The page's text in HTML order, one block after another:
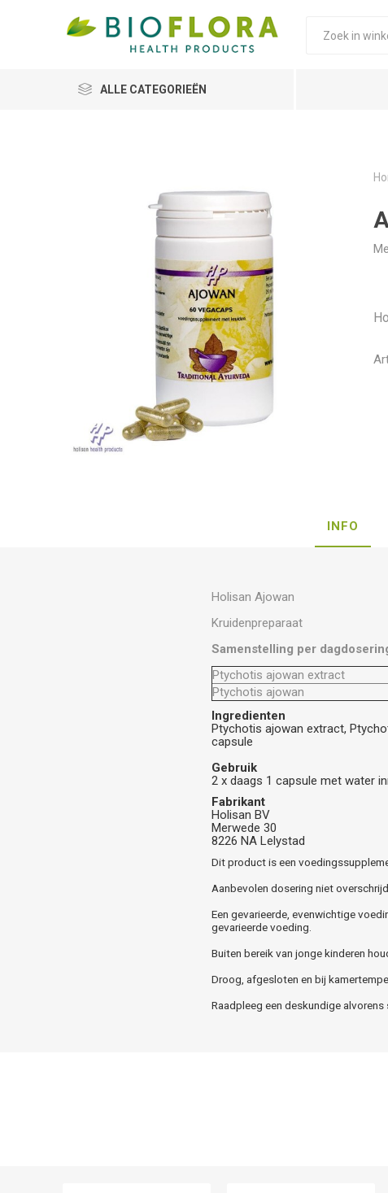
ALLE CATEGORIEËN
INFO
Holisan Ajowan
Kruidenpreparaat
Samenstelling per
Ptychotis ajowan extract
Ptychotis ajowan
Ingredienten
Ptychotis ajowan extract,
capsule
Gebruik
2 x daags 1 capsule met water
Fabrikant
Holisan BV
Merwede 30
8226 NA Lelystad
Dit product is een
Aanbevolen dosering niet
Een gevarieerde, evenwichtige
gevarieerde voeding.
Buiten bereik van jonge kinderen
Droog, afgesloten en bij
Raadpleeg een deskundige